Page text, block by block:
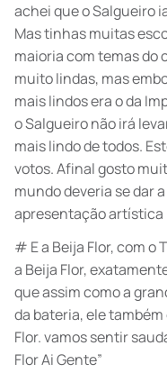
achei que o Salgueiro
Mas tinhas muitas
maioria com temas do
muito lindas, mas
mais lindos era o da
o Salgueiro não irá
mais lindo de todos.
votos. Afinal gosto
mundo deveria se dar
apresentação artística
# E a Beija Flor, com o
a Beija Flor,
que assim como a
da bateria, ele também
Flor. vamos sentir
Flor Ai Gente”